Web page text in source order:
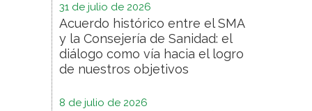
31 de julio de 2026
Acuerdo histórico entre el SMA
y la Consejería de Sanidad: el
diálogo como vía hacia el logro
de nuestros objetivos
8 de julio de 2026